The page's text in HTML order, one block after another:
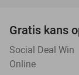
Gratis kans
Social Deal Win
Online